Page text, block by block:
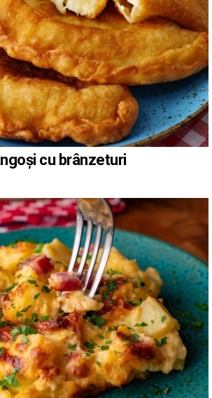
cu brânzeturi